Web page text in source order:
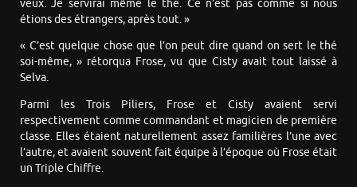
veux. Je servirai même le thé. Ce n’est pas comme si nous
étions des étrangers, après tout. »
« C’est quelque chose que l’on peut dire quand on sert le thé
soi-même, » rétorqua Frose, vu que Cisty avait tout laissé à
Selva.
Parmi les Trois Piliers, Frose et Cisty avaient servi
respectivement comme commandant et magicien de première
classe. Elles étaient naturellement assez familières l’une avec
l’autre, et avaient souvent fait équipe à l’époque où Frose était
un Triple Chiffre.